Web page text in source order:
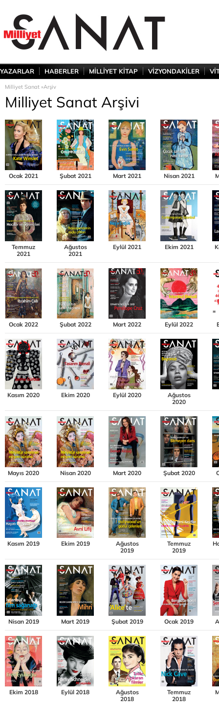
YAZARLAR HABERLER MİLLİYET KİTAP VİZYONDAKİLER
Milliyet Sanat »Arşiv
Milliyet Sanat Arşivi
Ocak 2021 Şubat 2021 Mart 2021 Nisan 2021
Temmuz
2021
Ağustos
2021
Eylül 2021 Ekim 2021
Ocak 2022 Şubat 2022 Mart 2022 Eylül 2022
Kasım 2020 Ekim 2020 Eylül 2020
Ağustos
2020
Mayıs 2020 Nisan 2020 Mart 2020 Şubat 2020
Kasım 2019 Ekim 2019
Ağustos
2019
Temmuz
2019
Nisan 2019 Mart 2019 Şubat 2019 Ocak 2019
Ekim 2018 Eylül 2018
Ağustos
2018
Temmuz
2018